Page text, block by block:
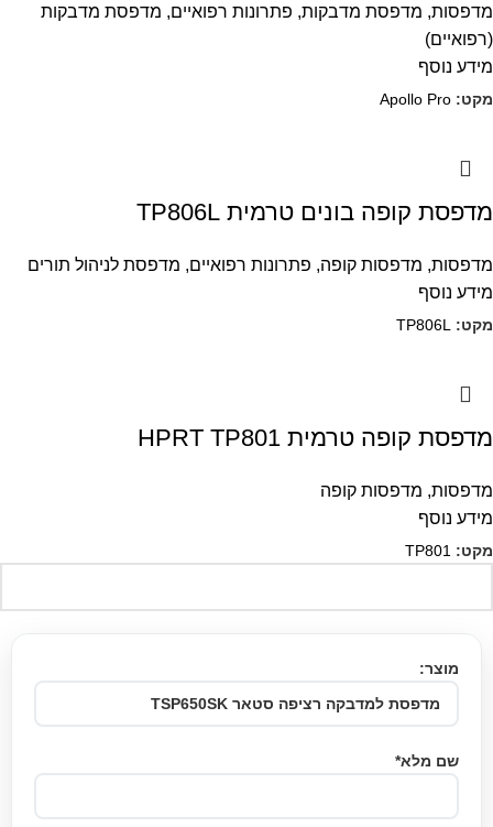
מדפסות, מדפסת מדבקות, פתרונות רפואיים, מדפסת מדבקות
(רפואיים)
מידע נוסף
מקט: Apollo Pro
מדפסת קופה בונים טרמית TP806L
מדפסות, מדפסות קופה, פתרונות רפואיים, מדפסת לניהול תורים
מידע נוסף
מקט: TP806L
מדפסת קופה טרמית HPRT TP801
מדפסות, מדפסות קופה
מידע נוסף
מקט: TP801
מוצר:
שם מלא*